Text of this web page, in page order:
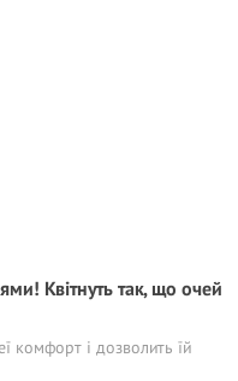
Квітнуть так, що очей
комфорт і дозволить їй